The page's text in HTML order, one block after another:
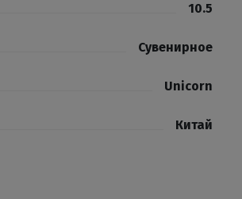
10.5
Сувенирное
Unicorn
Китай